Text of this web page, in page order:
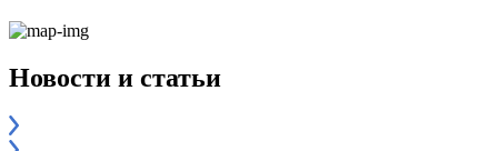
Новости и статьи